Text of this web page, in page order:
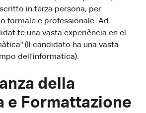
in terza persona, per
formale e professionale. Ad
te una vasta experiència en el
(Il candidato ha una vasta
dell'informatica).
della
e Formattazione